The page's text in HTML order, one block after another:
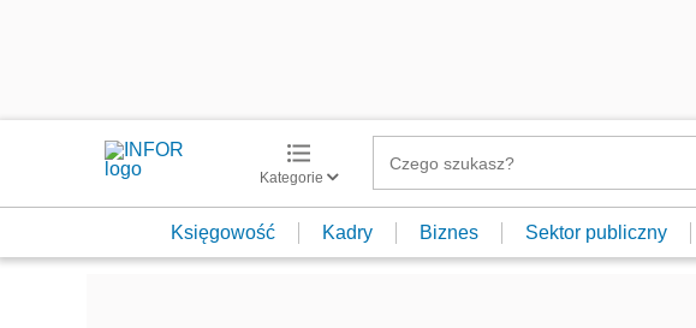
Kategorie
Księgowość Kadry Biznes Sektor publiczny